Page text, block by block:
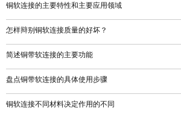
铜软连接的主要特性和主要应用领域
怎样辩别铜软连接质量的好坏？
简述铜带软连接的主要功能
盘点铜带软连接的具体使用步骤
铜软连接不同材料决定作用的不同